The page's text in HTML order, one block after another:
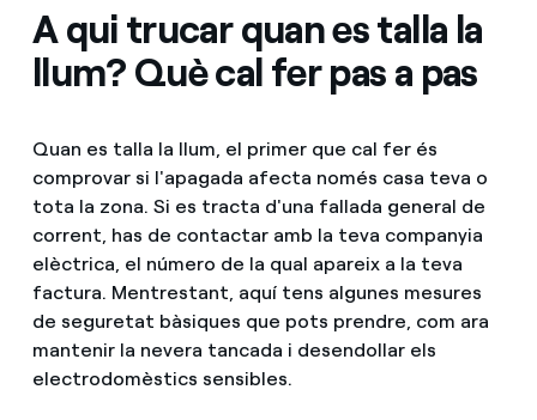
Solar
Empreses
Consells d estalvi
Horaris punta, horaris pla i horaris vall: què són, quan
Cita prèvia Endesa: com demanar, canviar o anul·lar la
Troba la tarifa que més et convé
Compara les nostres tarifes d’empresa i estalvia
altre
Com puc veure les meves factures d'Endesa?
Com canviar el titular del contracte?
Has rebut una oferta per canviar de companyia?
Ofertes per a autònoms i Pymes
Mobilitat
PARA TI
Solar
Climatització
T'ajudem
Compromís
A qui trucar quan es talla la
llum? Què cal fer pas a pas
Quan es talla la llum, el primer que cal fer és
comprovar si l'apagada afecta només casa teva o
tota la zona. Si es tracta d'una fallada general de
corrent, has de contactar amb la teva companyia
elèctrica, el número de la qual apareix a la teva
factura. Mentrestant, aquí tens algunes mesures
de seguretat bàsiques que pots prendre, com ara
mantenir la nevera tancada i desendollar els
electrodomèstics sensibles.